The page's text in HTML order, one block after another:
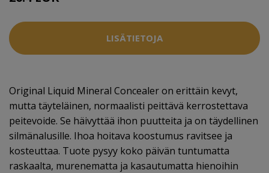
LISÄTIETOJA
Original Liquid Mineral Concealer on erittäin kevyt,
mutta täyteläinen, normaalisti peittävä kerrostettava
peitevoide. Se häivyttää ihon puutteita ja on täydellinen
silmänalusille. Ihoa hoitava koostumus ravitsee ja
kosteuttaa. Tuote pysyy koko päivän tuntumatta
raskaalta, murenematta ja kasautumatta hienoihin